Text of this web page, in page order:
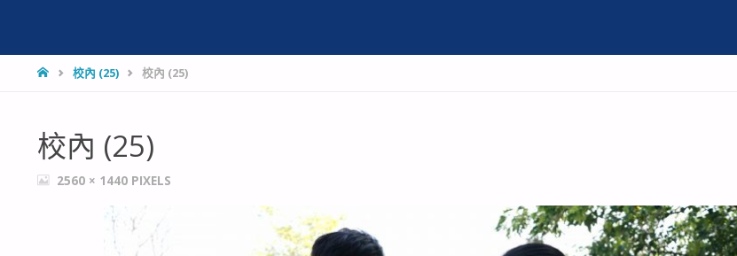
HOME校內 (25) 校內 (25)
校內 (25)
FULL2560 × 1440 PIXELS